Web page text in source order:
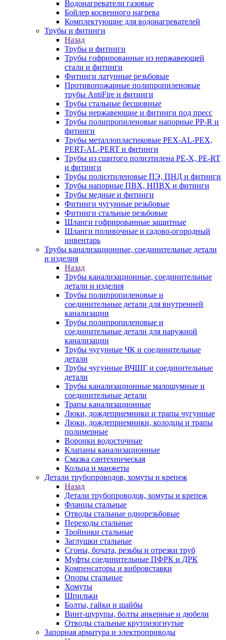
Водонагреватели газовые
Бойлер косвенного нагрева
Комплектующие для водонагревателей
Трубы и фитинги
Назад
Трубы и фитинги
Трубы гофрированные из нержавеющей
стали и фитинги
Фитинги латунные резьбовые
Противопожарные полипропиленовые
трубы AntiFire и фитинги
Трубы стальные бесшовные
Трубы нержавеющие и фитинги под пресс
Трубы полипропиленовые напорные PP-R и
фитинги
Трубы металлопластиковые PEX-AL-PEX,
PERT-AL-PERT и фитинги
Трубы из сшитого полиэтилена PE-X, PE-RT
и фитинги
Трубы полиэтиленовые ПЭ, ПНД и фитинги
Трубы напорные ПВХ, НПВХ и фитинги
Трубы медные и фитинги
Фитинги чугунные резьбовые
Фитинги стальные резьбовые
Шланги гофрированные защитные
Шланги поливочные и садово-огородный
инвентарь
Трубы канализационные, соединительные детали
и изделия
Назад
Трубы канализационные, соединительные
детали и изделия
Трубы полипропиленовые и
соединительные детали для внутренней
канализации
Трубы полипропиленовые и
соединительные детали для наружной
канализации
Трубы чугунные ЧК и соединительные
детали
Трубы чугунные ВЧШГ и соединительные
детали
Трубы канализационные малошумные и
соединительные детали
Трапы канализационные
Люки, дождеприемники и трапы чугунные
Люки, дождеприемники, колодцы и трапы
полимерные
Воронки водосточные
Клапаны канализационные
Смазка сантехническая
Кольца и манжеты
Детали трубопроводов, хомуты и крепеж
Назад
Детали трубопроводов, хомуты и крепеж
Фланцы стальные
Отводы стальные однорезьбовые
Переходы стальные
Тройники стальные
Заглушки стальные
Сгоны, бочата, резьбы и отрезки труб
Муфты соединительные ПФРК и ДРК
Компенсаторы и вибровставки
Опоры стальные
Хомуты
Шпильки
Болты, гайки и шайбы
Винт-шурупы, болты анкерные и дюбели
Отводы стальные крутоизогнутые
Запорная арматура и электроприводы